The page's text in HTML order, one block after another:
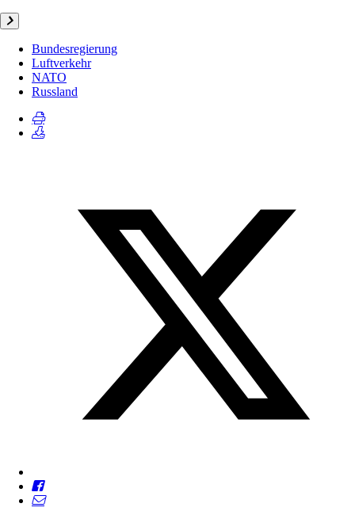
Bundesregierung
Luftverkehr
NATO
Russland